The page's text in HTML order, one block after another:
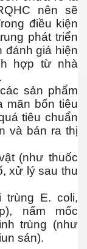
nên sẽ
điều kiện
phát triển
đánh giá hiện
hợp từ nhà
sản phẩm
mãn bốn tiêu
tiêu chuẩn
và bán ra thị
(như thuốc
xử lý sau thu
E. coli,
nấm mốc
trùng (như
sán).